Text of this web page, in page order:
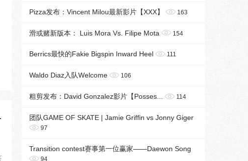
而已
Pizza发布：Vincent Milou最新影片【XXX】 163
滑或赌新版本： Luis Mora Vs. Filipe Mota 154
Berrics最快的Fakie Bigspin Inward Heel 111
Waldo Diaz入队Welcome 106
粗剪发布：David Gonzalez影片【Posses... 114
团队GAME OF SKATE | Jamie Griffin vs Jonny Giger
97
Transition contest赛事第一位赢家——Daewon Song
94